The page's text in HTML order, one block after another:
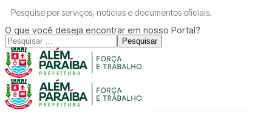
Pesquise por serviços, notícias e documentos oficiais.
O que você deseja encontrar em nosso Portal?
Pesquisar